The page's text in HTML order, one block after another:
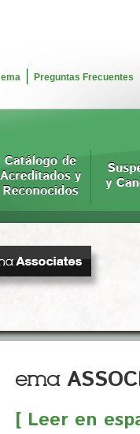
ema Preguntas Frecuentes
ema
[ Leer en